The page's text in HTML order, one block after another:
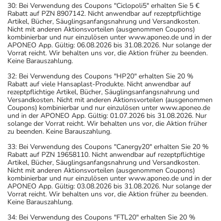
30: Bei Verwendung des Coupons "Ciclopoli5" erhalten Sie 5 €
Rabatt auf PZN 8907142. Nicht anwendbar auf rezeptpflichtige
Artikel, Bücher, Säuglingsanfangsnahrung und Versandkosten.
Nicht mit anderen Aktionsvorteilen (ausgenommen Coupons)
kombinierbar und nur einzulösen unter www.aponeo.de und in der
APONEO App. Gültig: 06.08.2026 bis 31.08.2026. Nur solange der
Vorrat reicht. Wir behalten uns vor, die Aktion früher zu beenden.
Keine Barauszahlung.
32: Bei Verwendung des Coupons "HP20" erhalten Sie 20 %
Rabatt auf viele Hansaplast-Produkte. Nicht anwendbar auf
rezeptpflichtige Artikel, Bücher, Säuglingsanfangsnahrung und
Versandkosten. Nicht mit anderen Aktionsvorteilen (ausgenommen
Coupons) kombinierbar und nur einzulösen unter www.aponeo.de
und in der APONEO App. Gültig: 01.07.2026 bis 31.08.2026. Nur
solange der Vorrat reicht. Wir behalten uns vor, die Aktion früher
zu beenden. Keine Barauszahlung.
33: Bei Verwendung des Coupons "Canergy20" erhalten Sie 20 %
Rabatt auf PZN 19658110. Nicht anwendbar auf rezeptpflichtige
Artikel, Bücher, Säuglingsanfangsnahrung und Versandkosten.
Nicht mit anderen Aktionsvorteilen (ausgenommen Coupons)
kombinierbar und nur einzulösen unter www.aponeo.de und in der
APONEO App. Gültig: 03.08.2026 bis 31.08.2026. Nur solange der
Vorrat reicht. Wir behalten uns vor, die Aktion früher zu beenden.
Keine Barauszahlung.
34: Bei Verwendung des Coupons "FTL20" erhalten Sie 20 %